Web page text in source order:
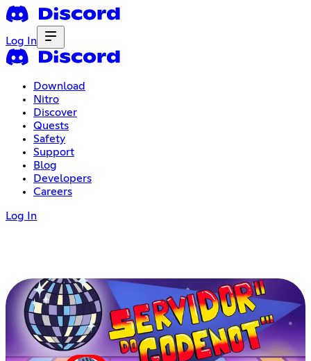
Log In
Download
Nitro
Discover
Quests
Safety
Support
Blog
Developers
Careers
Log In